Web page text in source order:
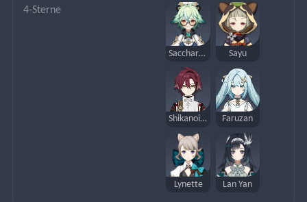
4-Sterne
Saccharose Sayu
Shikanoin Heizou Faruzan
Lynette Lan Yan